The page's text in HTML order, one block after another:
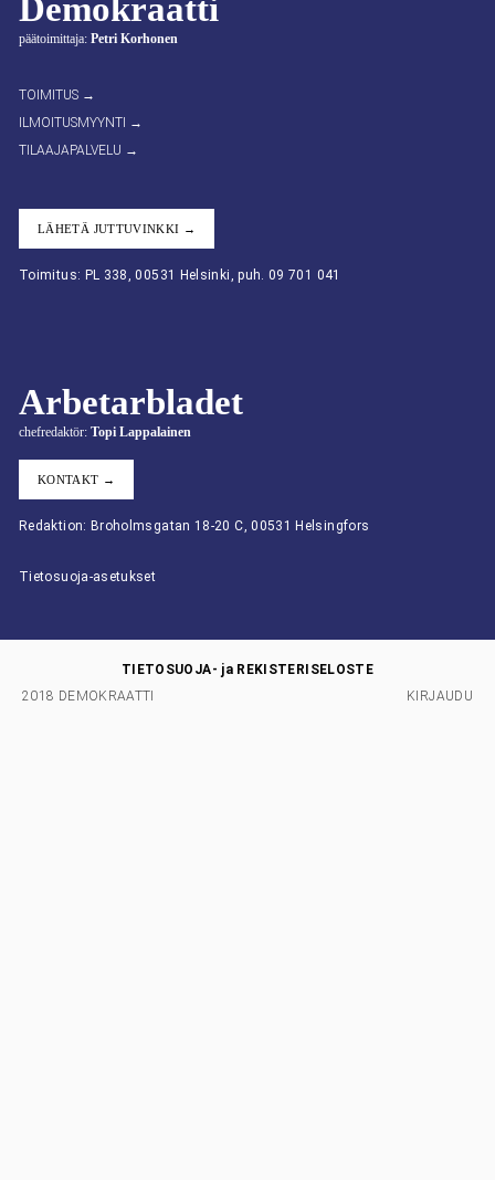
Demokraatti
päätoimittaja: Petri Korhonen
TOIMITUS →
ILMOITUSMYYNTI →
TILAAJAPALVELU →
LÄHETÄ JUTTUVINKKI →
Toimitus: PL 338, 00531 Helsinki, puh. 09 701 041
Arbetarbladet
chefredaktör: Topi Lappalainen
KONTAKT →
Redaktion: Broholmsgatan 18-20 C, 00531 Helsingfors
Tietosuoja-asetukset
2018 DEMOKRAATTI
TIETOSUOJA- ja REKISTERISELOSTE
KIRJAUDU